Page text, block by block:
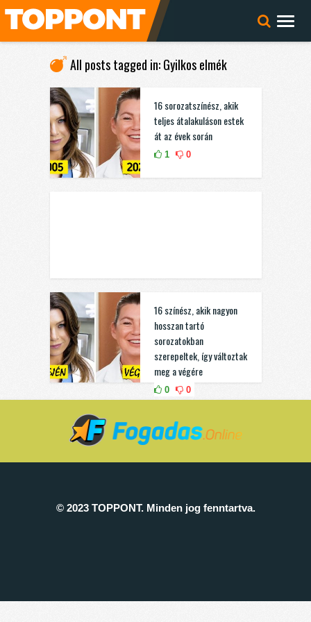
All posts tagged in: Gyilkos elmék
16 sorozatszínész, akik
teljes átalakuláson estek
át az évek során
1 0
16 színész, akik nagyon
hosszan tartó
sorozatokban
szerepeltek, így változtak
meg a végére
0 0
© 2023 TOPPONT. Minden jog fenntartva.